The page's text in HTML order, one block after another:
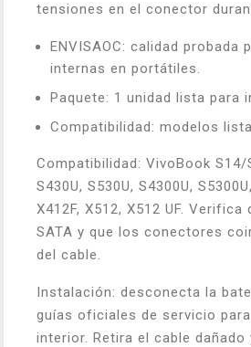
tensiones en el conector
ENVISAOC: calidad probada
internas en portátiles.
Paquete: 1 unidad lista para
Compatibilidad: modelos
Compatibilidad: VivoBook S14/
S430U, S530U, S4300U,
X412F, X512, X512 UF.
SATA y que los conectores
del cable.
Instalación: desconecta la
guías oficiales de servicio
interior. Retira el cable dañado